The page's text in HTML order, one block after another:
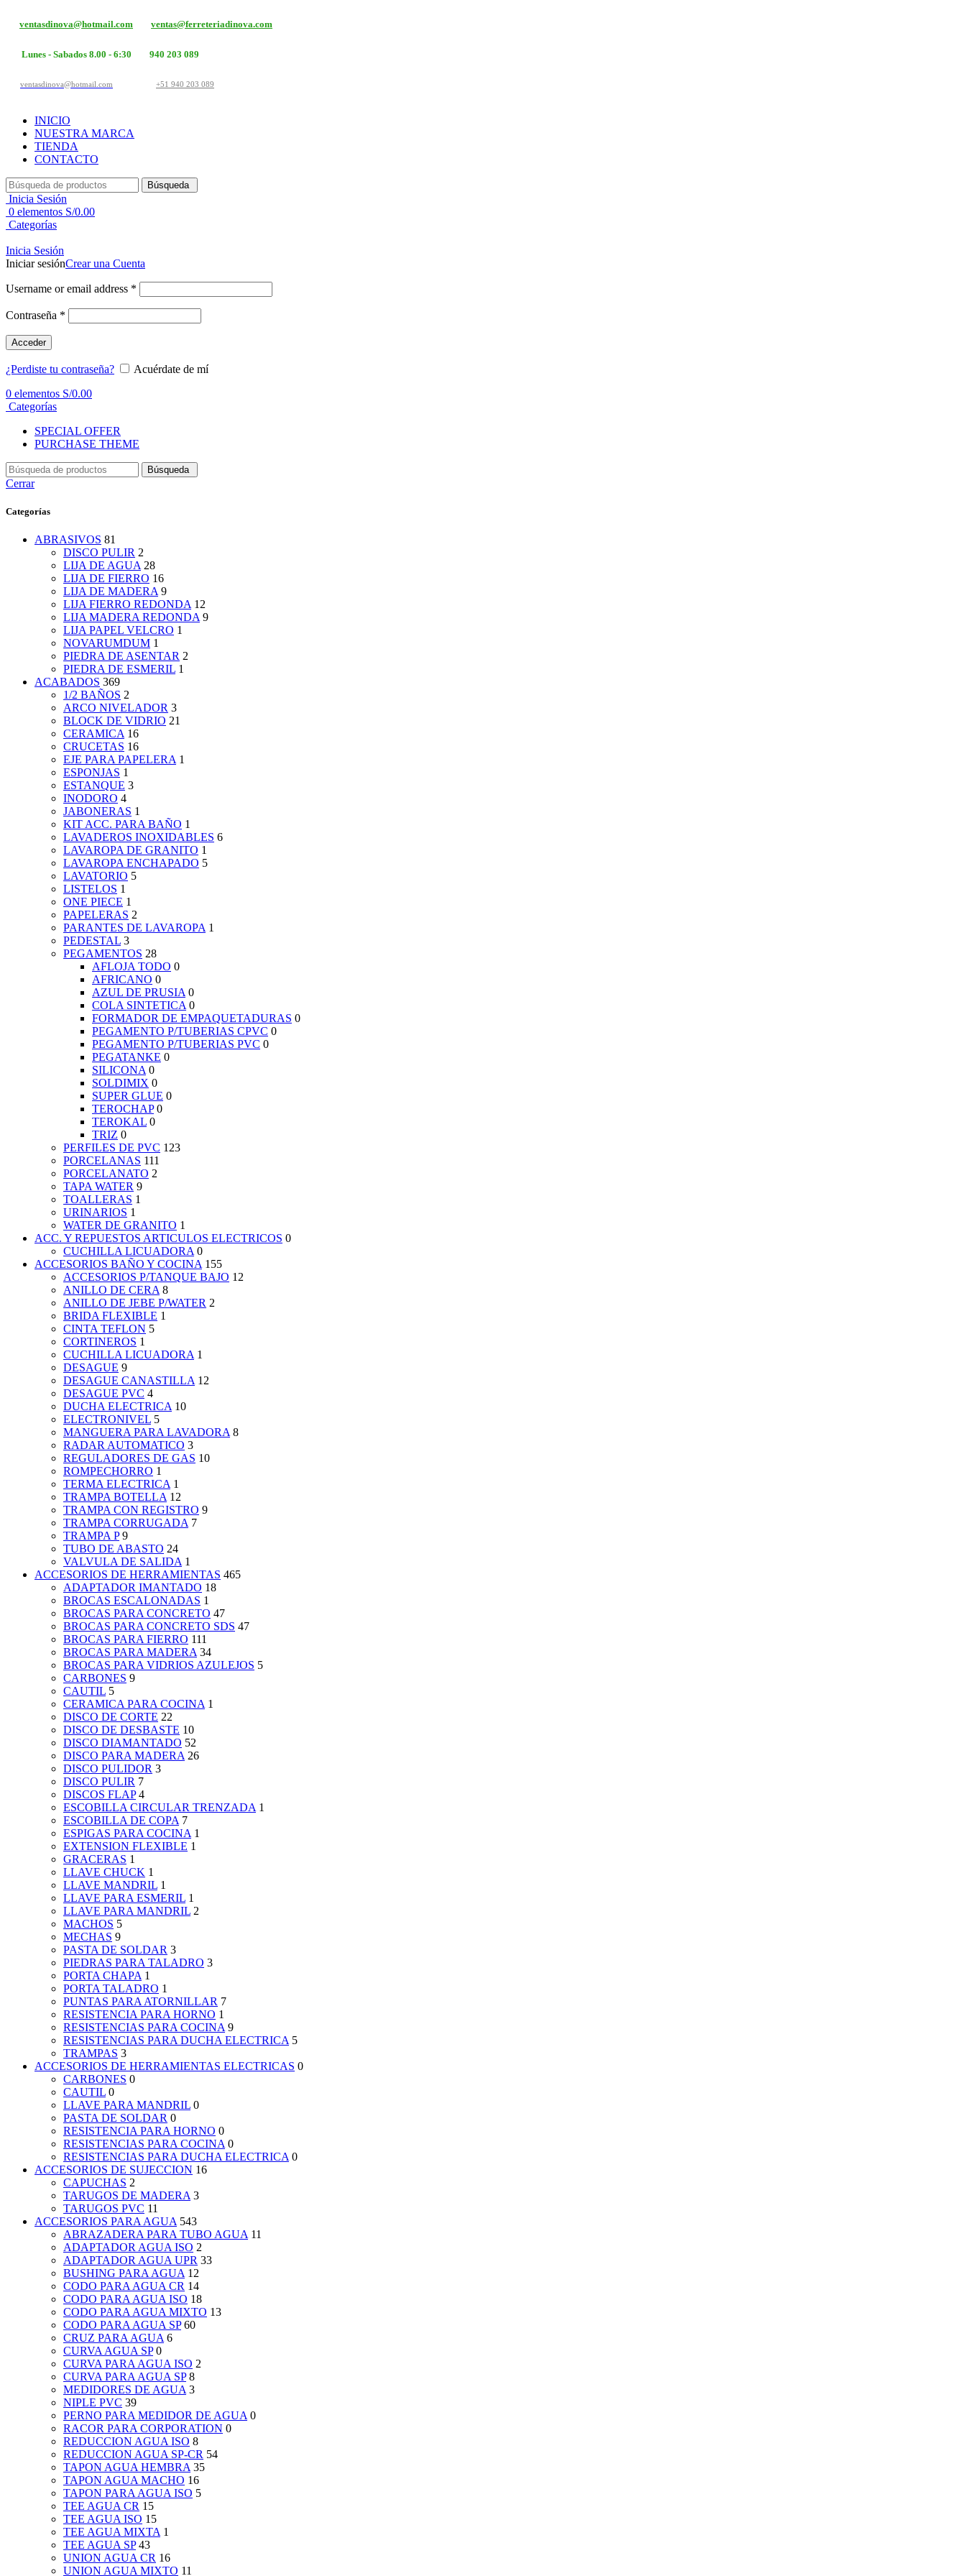
ventasdinova@hotmail.com ventas@ferreteriadinova.com
Lunes - Sabados 8.00 - 6:30 940 203 089
ventasdinova@hotmail.com +51 940 203 089
INICIO
NUESTRA MARCA
TIENDA
CONTACTO
Búsqueda
Inicia Sesión
0 elementos S/0.00
Categorías
Inicia Sesión
Iniciar sesiónCrear una Cuenta
Username or email address *
Contraseña *
Acceder
¿Perdiste tu contraseña?
Acuérdate de mí
0 elementos S/0.00
Categorías
SPECIAL OFFER
PURCHASE THEME
Búsqueda
Cerrar
Categorías
ABRASIVOS 81
DISCO PULIR 2
LIJA DE AGUA 28
LIJA DE FIERRO 16
LIJA DE MADERA 9
LIJA FIERRO REDONDA 12
LIJA MADERA REDONDA 9
LIJA PAPEL VELCRO 1
NOVARUMDUM 1
PIEDRA DE ASENTAR 2
PIEDRA DE ESMERIL 1
ACABADOS 369
1/2 BAÑOS 2
ARCO NIVELADOR 3
BLOCK DE VIDRIO 21
CERAMICA 16
CRUCETAS 16
EJE PARA PAPELERA 1
ESPONJAS 1
ESTANQUE 3
INODORO 4
JABONERAS 1
KIT ACC. PARA BAÑO 1
LAVADEROS INOXIDABLES 6
LAVAROPA DE GRANITO 1
LAVAROPA ENCHAPADO 5
LAVATORIO 5
LISTELOS 1
ONE PIECE 1
PAPELERAS 2
PARANTES DE LAVAROPA 1
PEDESTAL 3
PEGAMENTOS 28
AFLOJA TODO 0
AFRICANO 0
AZUL DE PRUSIA 0
COLA SINTETICA 0
FORMADOR DE EMPAQUETADURAS 0
PEGAMENTO P/TUBERIAS CPVC 0
PEGAMENTO P/TUBERIAS PVC 0
PEGATANKE 0
SILICONA 0
SOLDIMIX 0
SUPER GLUE 0
TEROCHAP 0
TEROKAL 0
TRIZ 0
PERFILES DE PVC 123
PORCELANAS 111
PORCELANATO 2
TAPA WATER 9
TOALLERAS 1
URINARIOS 1
WATER DE GRANITO 1
ACC. Y REPUESTOS ARTICULOS ELECTRICOS 0
CUCHILLA LICUADORA 0
ACCESORIOS BAÑO Y COCINA 155
ACCESORIOS P/TANQUE BAJO 12
ANILLO DE CERA 8
ANILLO DE JEBE P/WATER 2
BRIDA FLEXIBLE 1
CINTA TEFLON 5
CORTINEROS 1
CUCHILLA LICUADORA 1
DESAGUE 9
DESAGUE CANASTILLA 12
DESAGUE PVC 4
DUCHA ELECTRICA 10
ELECTRONIVEL 5
MANGUERA PARA LAVADORA 8
RADAR AUTOMATICO 3
REGULADORES DE GAS 10
ROMPECHORRO 1
TERMA ELECTRICA 1
TRAMPA BOTELLA 12
TRAMPA CON REGISTRO 9
TRAMPA CORRUGADA 7
TRAMPA P 9
TUBO DE ABASTO 24
VALVULA DE SALIDA 1
ACCESORIOS DE HERRAMIENTAS 465
ADAPTADOR IMANTADO 18
BROCAS ESCALONADAS 1
BROCAS PARA CONCRETO 47
BROCAS PARA CONCRETO SDS 47
BROCAS PARA FIERRO 111
BROCAS PARA MADERA 34
BROCAS PARA VIDRIOS AZULEJOS 5
CARBONES 9
CAUTIL 5
CERAMICA PARA COCINA 1
DISCO DE CORTE 22
DISCO DE DESBASTE 10
DISCO DIAMANTADO 52
DISCO PARA MADERA 26
DISCO PULIDOR 3
DISCO PULIR 7
DISCOS FLAP 4
ESCOBILLA CIRCULAR TRENZADA 1
ESCOBILLA DE COPA 7
ESPIGAS PARA COCINA 1
EXTENSION FLEXIBLE 1
GRACERAS 1
LLAVE CHUCK 1
LLAVE MANDRIL 1
LLAVE PARA ESMERIL 1
LLAVE PARA MANDRIL 2
MACHOS 5
MECHAS 9
PASTA DE SOLDAR 3
PIEDRAS PARA TALADRO 3
PORTA CHAPA 1
PORTA TALADRO 1
PUNTAS PARA ATORNILLAR 7
RESISTENCIA PARA HORNO 1
RESISTENCIAS PARA COCINA 9
RESISTENCIAS PARA DUCHA ELECTRICA 5
TRAMPAS 3
ACCESORIOS DE HERRAMIENTAS ELECTRICAS 0
CARBONES 0
CAUTIL 0
LLAVE PARA MANDRIL 0
PASTA DE SOLDAR 0
RESISTENCIA PARA HORNO 0
RESISTENCIAS PARA COCINA 0
RESISTENCIAS PARA DUCHA ELECTRICA 0
ACCESORIOS DE SUJECCION 16
CAPUCHAS 2
TARUGOS DE MADERA 3
TARUGOS PVC 11
ACCESORIOS PARA AGUA 543
ABRAZADERA PARA TUBO AGUA 11
ADAPTADOR AGUA ISO 2
ADAPTADOR AGUA UPR 33
BUSHING PARA AGUA 12
CODO PARA AGUA CR 14
CODO PARA AGUA ISO 18
CODO PARA AGUA MIXTO 13
CODO PARA AGUA SP 60
CRUZ PARA AGUA 6
CURVA AGUA SP 0
CURVA PARA AGUA ISO 2
CURVA PARA AGUA SP 8
MEDIDORES DE AGUA 3
NIPLE PVC 39
PERNO PARA MEDIDOR DE AGUA 0
RACOR PARA CORPORATION 0
REDUCCION AGUA ISO 8
REDUCCION AGUA SP-CR 54
TAPON AGUA HEMBRA 35
TAPON AGUA MACHO 16
TAPON PARA AGUA ISO 5
TEE AGUA CR 15
TEE AGUA ISO 15
TEE AGUA MIXTA 1
TEE AGUA SP 43
UNION AGUA CR 16
UNION AGUA MIXTO 11